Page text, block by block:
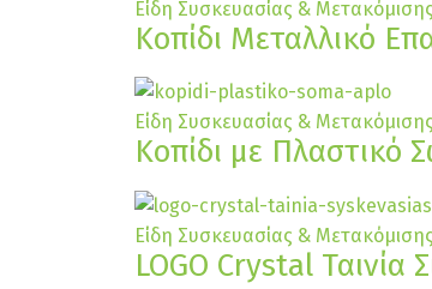
Είδη Συσκευασίας & Μετακόμισης
Κοπίδι Μεταλλικό
Είδη Συσκευασίας & Μετακόμισης
Κοπίδι με Πλαστικό
Είδη Συσκευασίας & Μετακόμισης
LOGO Crystal Ταινία